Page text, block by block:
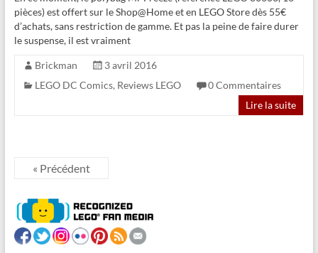
pièces) est offert sur le Shop@Home et en LEGO Store dès 55€
d’achats, sans restriction de gamme. Et pas la peine de faire durer
le suspense, il est vraiment
Brickman
3 avril 2016
LEGO DC Comics, Reviews LEGO
0 Commentaires
Lire la suite
« Précédent